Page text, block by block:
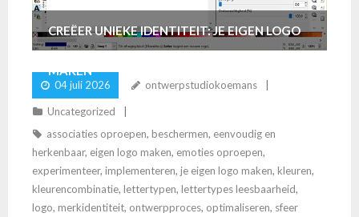
CREËER UNIEKE IDENTITEIT: JE EIGEN LOGO
MAKEN
04 juli 2026 ontwerpstudiokoemans
Uncategorized
associaties oproepen, beschermen, eenvoudig en
herkenbaar, eigen logo maken, emoties oproepen,
experimenteer, implementeren, je eigen logo maken, kleuren,
kleurencombinatie, lettertypen, lettertypes leesbaarheid,
logo, merkidentiteit, ontwerpproces, optimaliseren, sfeer